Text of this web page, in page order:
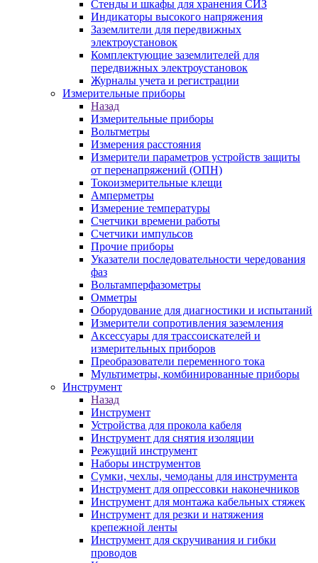
Стенды и шкафы для хранения СИЗ
Индикаторы высокого напряжения
Заземлители для передвижных
электроустановок
Комплектующие заземлителей для
передвижных электроустановок
Журналы учета и регистрации
Измерительные приборы
Назад
Измерительные приборы
Вольтметры
Измерения расстояния
Измерители параметров устройств защиты
от перенапряжений (ОПН)
Токоизмерительные клещи
Амперметры
Измерение температуры
Счетчики времени работы
Счетчики импульсов
Прочие приборы
Указатели последовательности чередования
фаз
Вольтамперфазометры
Омметры
Оборудование для диагностики и испытаний
Измерители сопротивления заземления
Аксессуары для трассоискателей и
измерительных приборов
Преобразователи переменного тока
Мультиметры, комбинированные приборы
Инструмент
Назад
Инструмент
Устройства для прокола кабеля
Инструмент для снятия изоляции
Режущий инструмент
Наборы инструментов
Сумки, чехлы, чемоданы для инструмента
Инструмент для опрессовки наконечников
Инструмент для монтажа кабельных стяжек
Инструмент для резки и натяжения
крепежной ленты
Инструмент для скручивания и гибки
проводов